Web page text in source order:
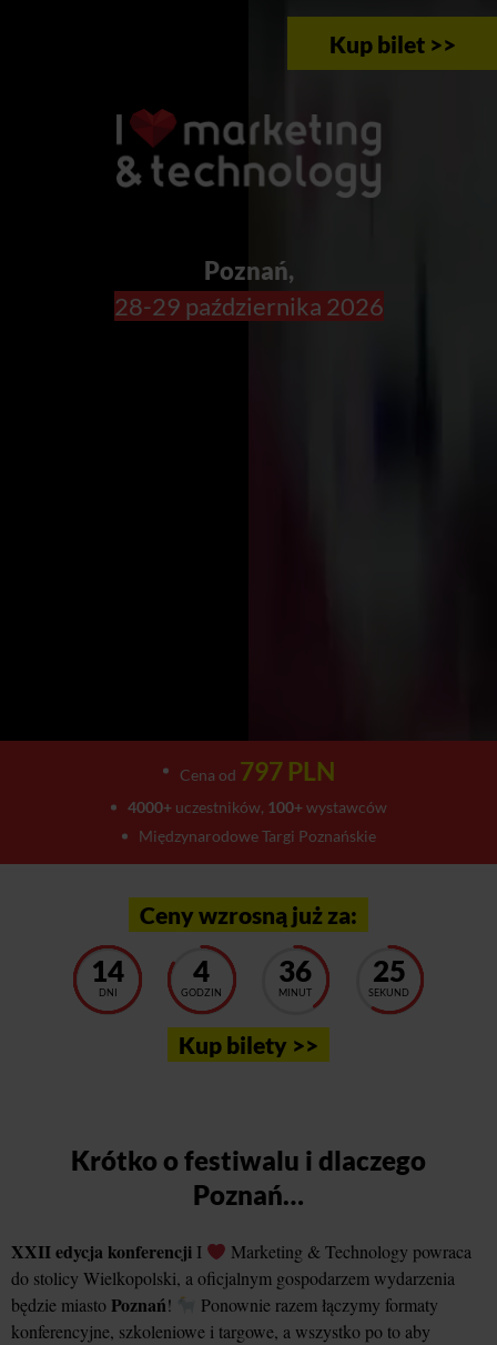
Kup bilet >>
Poznań,
28-29 października 2026
Cena od 797 PLN
4000+uczestników, 100+wystawców
Międzynarodowe Targi Poznańskie
Ceny wzrosną już za:
14
DNI
4
GODZIN
36
MINUT
20
SEKUND
Kup bilety >>
Krótko o festiwalu i dlaczego
Poznań…
XXII edycja konferencji I
Marketing & Technology powraca
do stolicy Wielkopolski, a oficjalnym gospodarzem wydarzenia
będzie miasto Poznań!
Ponownie razem łączymy formaty
konferencyjne, szkoleniowe i targowe, a wszystko po to aby